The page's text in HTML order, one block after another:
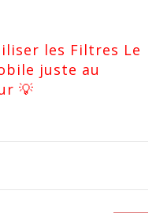
les Filtres Le
juste au
💡